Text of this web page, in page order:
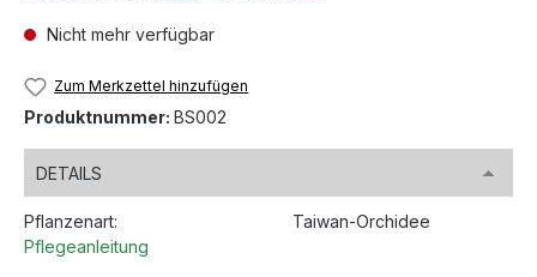
Nicht mehr verfügbar
Zum Merkzettel hinzufügen
Produktnummer: BS002
DETAILS
Pflanzenart:
Taiwan-Orchidee
Pflegeanleitung